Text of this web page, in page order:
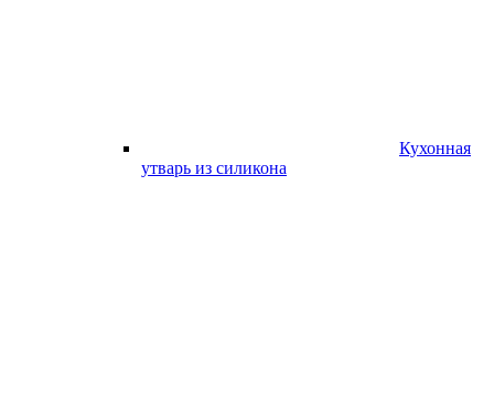
Кухонная
утварь из силикона